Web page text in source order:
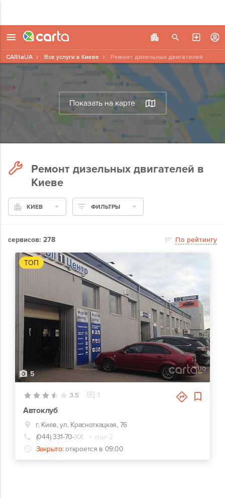
Показать на карте
CARtaUA Все услуги в Киеве Ремонт дизельных двигателей
Ремонт дизельных двигателей в
Киеве
КИЕВ ФИЛЬТРЫ
сервисов: 278 По рейтингу
ТОП
5
3.5 1
Автоклуб
г. Киев, ул. Красноткацкая, 76
(044) 331-70-ХХ
+ еще 2
Закрыто: откроется в 09:00